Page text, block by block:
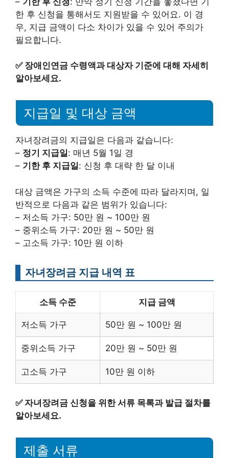
한 후 신청을 통해서도 지원받을 수 있어요. 이 경
우, 지급 금액이 다소 차이가 있을 수 있어 주의가
필요합니다.
✅ 장애인연금 수령액과 대상자 기준에 대해 자세히
알아보세요.
지급일 및 대상 금액
자녀장려금의 지급일은 다음과 같습니다:
– 정기 지급일: 매년 5월 1일 경
– 기한 후 지급일: 신청 후 대략 한 달 이내
대상 금액은 가구의 소득 수준에 따라 달라지며, 일
반적으로 다음과 같은 범위가 있습니다:
– 저소득 가구: 50만 원 ~ 100만 원
– 중위소득 가구: 20만 원 ~ 50만 원
– 고소득 가구: 10만 원 이하
자녀장려금 지급 내역 표
소득 수준 지급 금액
저소득 가구 50만 원 ~ 100만 원
중위소득 가구 20만 원 ~ 50만 원
고소득 가구 10만 원 이하
✅ 자녀장려금 신청을 위한 서류 목록과 발급 절차를
알아보세요.
제출 서류